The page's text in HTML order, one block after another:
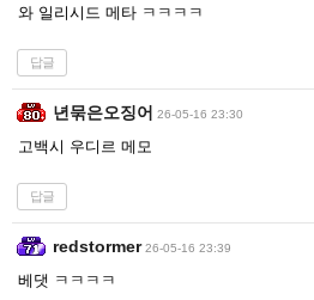
와 일리시드 메타 ㅋㅋㅋㅋ
답글
년묶은오징어 26-05-16 23:30
고백시 우디르 메모
답글
redstormer 26-05-16 23:39
베댓 ㅋㅋㅋㅋ